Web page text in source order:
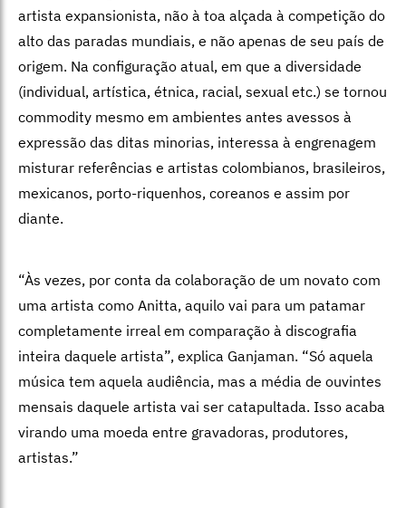
artista expansionista, não à toa alçada à competição do
alto das paradas mundiais, e não apenas de seu país de
origem. Na configuração atual, em que a diversidade
(individual, artística, étnica, racial, sexual etc.) se tornou
commodity mesmo em ambientes antes avessos à
expressão das ditas minorias, interessa à engrenagem
misturar referências e artistas colombianos, brasileiros,
mexicanos, porto-riquenhos, coreanos e assim por
diante.
“Às vezes, por conta da colaboração de um novato com
uma artista como Anitta, aquilo vai para um patamar
completamente irreal em comparação à discografia
inteira daquele artista”, explica Ganjaman. “Só aquela
música tem aquela audiência, mas a média de ouvintes
mensais daquele artista vai ser catapultada. Isso acaba
virando uma moeda entre gravadoras, produtores,
artistas.”